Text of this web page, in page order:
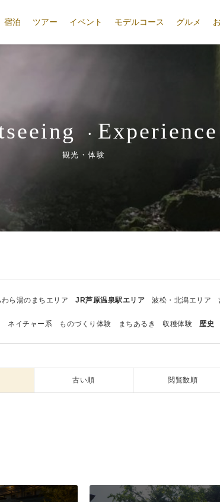
宿泊 ツアー イベント モデルコース グルメ
・ Experience
観光・体験
わら湯のまちエリア JR芦原温泉駅エリア 波松・北潟エリア
ネイチャー系 ものづくり体験 まちあるき 収穫体験 歴史
古い順 閲覧数順